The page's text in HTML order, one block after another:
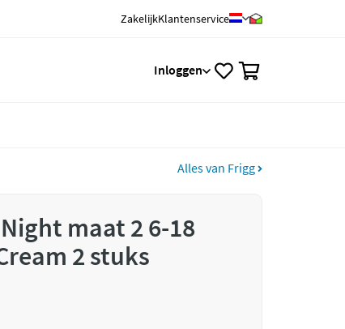
ZakelijkKlantenservice
Inloggen
Alles van Frigg
maat 2 6-18
2 stuks